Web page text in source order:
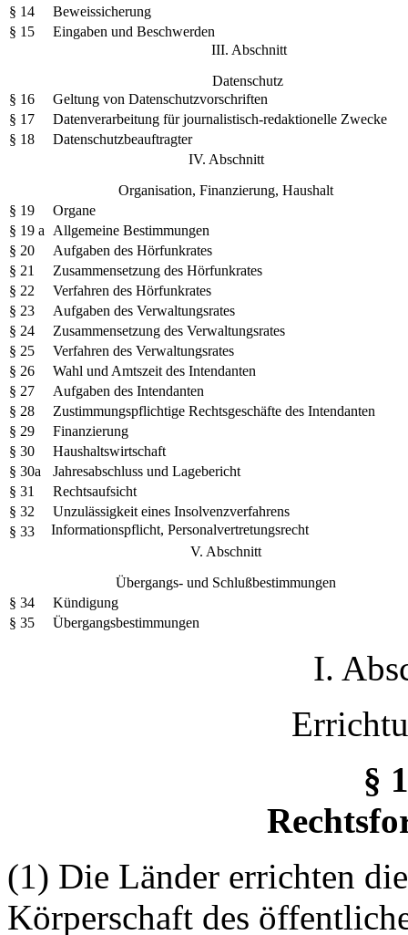
§ 14
Beweissicherung
§ 15
Eingaben und Beschwerden
III. Abschnitt
Datenschutz
§ 16
Geltung von Datenschutzvorschriften
§ 17
Datenverarbeitung für journalistisch-redaktionelle Zwecke
§ 18
Datenschutzbeauftragter
IV. Abschnitt
Organisation, Finanzierung, Haushalt
§ 19
Organe
§ 19 a
Allgemeine Bestimmungen
§ 20
Aufgaben des Hörfunkrates
§ 21
Zusammensetzung des Hörfunkrates
§ 22
Verfahren des Hörfunkrates
§ 23
Aufgaben des Verwaltungsrates
§ 24
Zusammensetzung des Verwaltungsrates
§ 25
Verfahren des Verwaltungsrates
§ 26
Wahl und Amtszeit des Intendanten
§ 27
Aufgaben des Intendanten
§ 28
Zustimmungspflichtige Rechtsgeschäfte des Intendanten
§ 29
Finanzierung
§ 30
Haushaltswirtschaft
§ 30a
Jahresabschluss und Lagebericht
§ 31
Rechtsaufsicht
§ 32
Unzulässigkeit eines Insolvenzverfahrens
§ 33
Informationspflicht, Personalvertretungsrecht
V. Abschnitt
Übergangs- und Schlußbestimmungen
§ 34
Kündigung
§ 35
Übergangsbestimmungen
I.
§
(1) Die Länder errichten
Körperschaft des